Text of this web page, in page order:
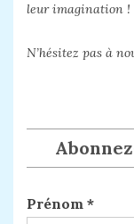
leur imagination !
N’hésitez pas à
Prénom *